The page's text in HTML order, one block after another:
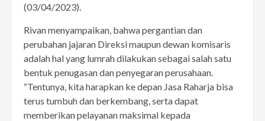
(03/04/2023).
Rivan menyampaikan, bahwa pergantian dan
perubahan jajaran Direksi maupun dewan komisaris
adalah hal yang lumrah dilakukan sebagai salah satu
bentuk penugasan dan penyegaran perusahaan.
“Tentunya, kita harapkan ke depan Jasa Raharja bisa
terus tumbuh dan berkembang, serta dapat
memberikan pelayanan maksimal kepada